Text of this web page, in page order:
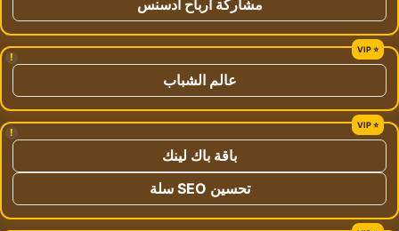
مشاركة ارباح ادسنس
!
عالم الشباب
!
باقة باك لينك
تحسين SEO سلة